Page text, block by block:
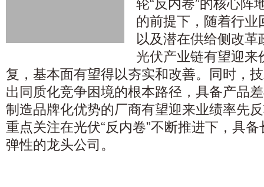
轮“反内卷”的核心阵
的前提下，随着行业
以及潜在供给侧改
光伏产业链有望迎来
复，基本面有望得以夯实和改善。同时，
出同质化竞争困境的根本路径，具备产品
制造品牌化优势的厂商有望迎来业绩率先
重点关注在光伏“反内卷”不断推进下，具
弹性的龙头公司。